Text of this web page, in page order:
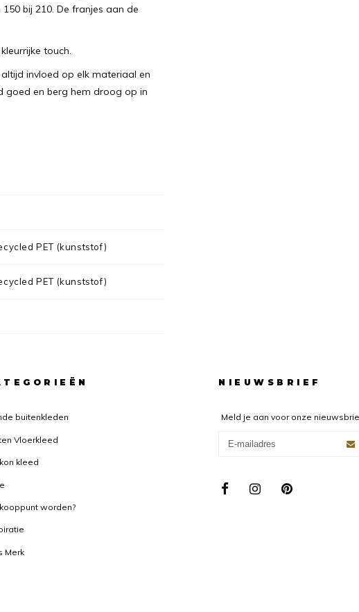
bij 210. De franjes aan de
touch.
invloed op elk materiaal en
goed en berg hem droog op in
PET (kunststof)
PET (kunststof)
buitenkleden
Vloerkleed
kleed
worden?
Merk
NIEUWSBRIEF
Meld je aan voor onze